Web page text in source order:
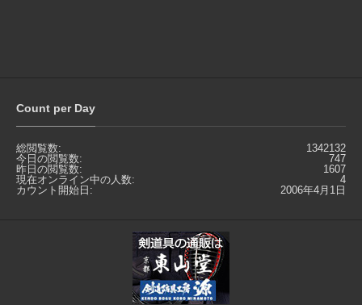
Count per Day
1342132
総閲覧数:
747
今日の閲覧数:
1607
昨日の閲覧数:
4
現在オンライン中の人数:
2006年4月1日
カウント開始日: